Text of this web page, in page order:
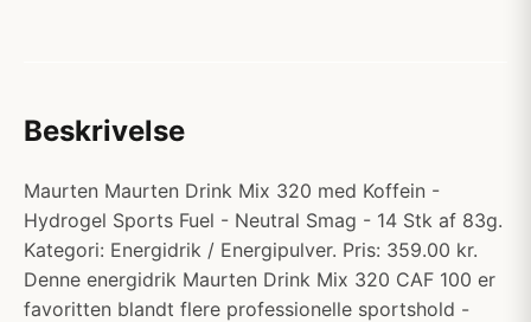
Beskrivelse
Maurten Maurten Drink Mix 320 med Koffein -
Hydrogel Sports Fuel - Neutral Smag - 14 Stk af 83g.
Kategori: Energidrik / Energipulver. Pris: 359.00 kr.
Denne energidrik Maurten Drink Mix 320 CAF 100 er
favoritten blandt flere professionelle sportshold -